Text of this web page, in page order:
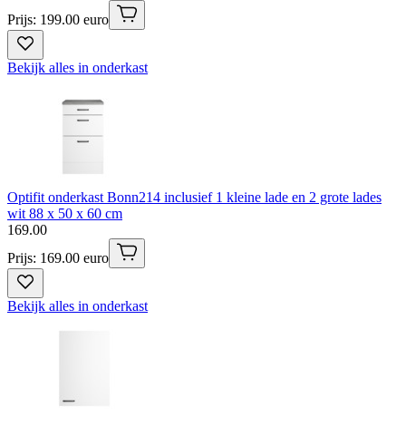
Prijs: 199.00 euro
Bekijk alles in onderkast
Optifit onderkast Bonn214 inclusief 1 kleine lade en 2 grote lades
wit 88 x 50 x 60 cm
169.00
Prijs: 169.00 euro
Bekijk alles in onderkast